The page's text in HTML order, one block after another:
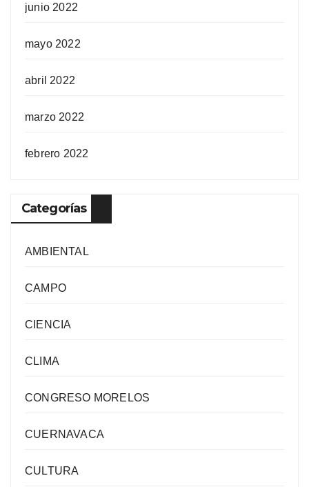
junio 2022
mayo 2022
abril 2022
marzo 2022
febrero 2022
Categorías
AMBIENTAL
CAMPO
CIENCIA
CLIMA
CONGRESO MORELOS
CUERNAVACA
CULTURA